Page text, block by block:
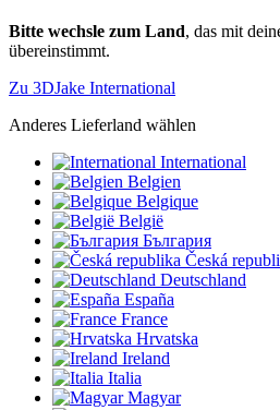
Bitte wechsle zum Land, das mit
übereinstimmt.
Zu 3DJake International
Anderes Lieferland wählen
International
Belgien
Belgique
België
България
Česká
Deutschland
España
France
Hrvatska
Ireland
Italia
Magyar